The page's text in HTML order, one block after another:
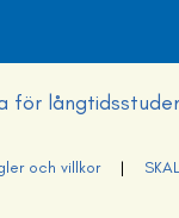
för
och villkor|